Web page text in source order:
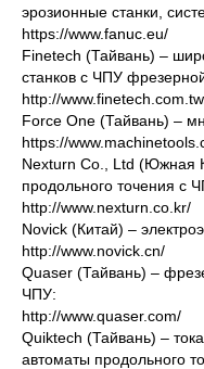
эрозионные станки,
https://www.fanuc.eu/
Finetech (Тайвань) –
станков с ЧПУ
http://
Force One (Тайвань) –
https://
Nexturn Co., Ltd (Южная
продольного точения с
http://www.nexturn.co.kr/
Novick (Китай) –
http://www.novick.cn/
Quaser (Тайвань) –
ЧПУ:
http://www.quaser.com/
Quiktech (Тайвань) –
автоматы продольного